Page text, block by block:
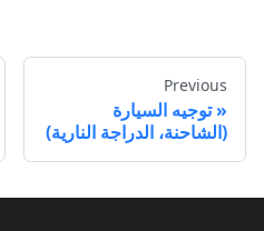
Previous
توجيه السيارة
(الشاحنة، الدراجة النارية)